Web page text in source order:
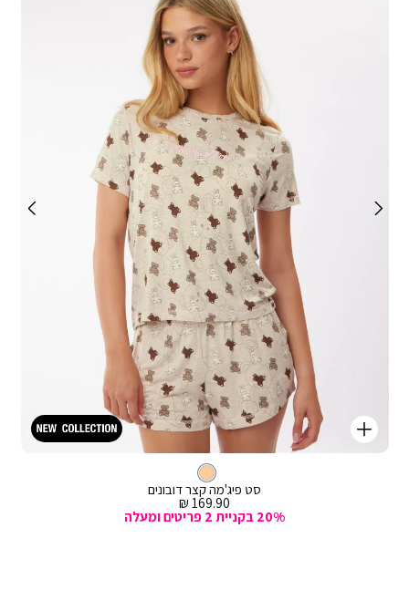
קנייה
מהירה
צבע
אבן
סט פיג'מה קצר דובונים
מחיר
מכירה
169.90 ₪
20% בקניית 2 פריטים ומעלה